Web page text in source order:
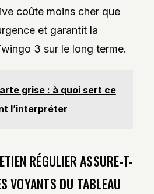
coûte moins cher que
et garantit la
3 sur le long terme.
grise : à quoi sert ce
l’interpréter
RÉGULIER ASSURE-T-
VOYANTS DU TABLEAU